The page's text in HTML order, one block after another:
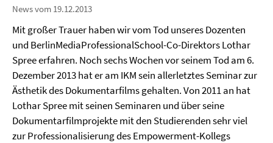
News vom 19.12.2013
Mit großer Trauer haben wir vom Tod unseres Dozenten
und BerlinMediaProfessionalSchool-Co-Direktors Lothar
Spree erfahren. Noch sechs Wochen vor seinem Tod am 6.
Dezember 2013 hat er am IKM sein allerletztes Seminar zur
Ästhetik des Dokumentarfilms gehalten. Von 2011 an hat
Lothar Spree mit seinen Seminaren und über seine
Dokumentarfilmprojekte mit den Studierenden sehr viel
zur Professionalisierung des Empowerment-Kollegs